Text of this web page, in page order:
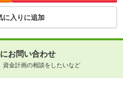
に入りに追加
お問い合わせ
資金計画の相談をしたいなど